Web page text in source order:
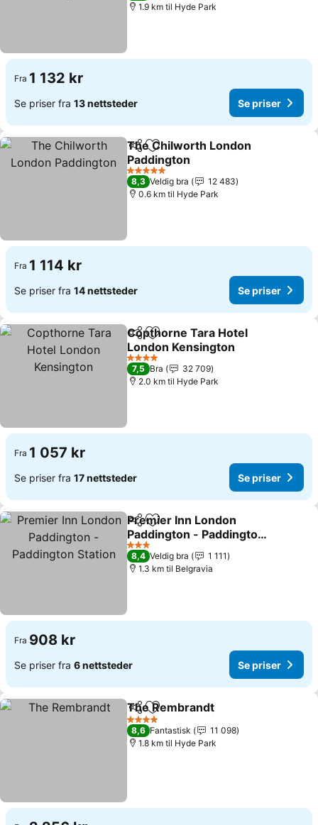
1.9 km til Hyde Park
Fra 1 132 kr
Se priser fra 13 nettsteder Se priser
Del Legg til i favoritter
The Chilworth London
Paddington
Se priser
5 Stjerner
8,3 Veldig bra
12 483
0.6 km til Hyde Park
Fra 1 114 kr
Se priser fra 14 nettsteder Se priser
Del Legg til i favoritter
Copthorne Tara Hotel
London Kensington
Se priser
4 Stjerner
7,5 Bra
32 709
2.0 km til Hyde Park
Fra 1 057 kr
Se priser fra 17 nettsteder Se priser
Del Legg til i favoritter
Premier Inn London
Paddington - Paddington
Station
Se priser
3 Stjerner
8,4 Veldig bra
1 111
1.3 km til Belgravia
Fra 908 kr
Se priser fra 6 nettsteder Se priser
Del Legg til i favoritter
The Rembrandt
4 Stjerner
8,6 Fantastisk
11 098
1.8 km til Hyde Park